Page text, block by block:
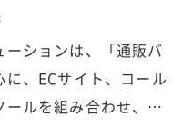
ションは、「通販バ
、ECサイト、コール
ールを組み合わせ、…